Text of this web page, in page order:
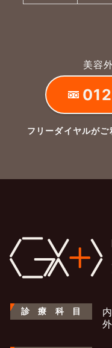
美容
フリーダイヤルが
診 療 科 目